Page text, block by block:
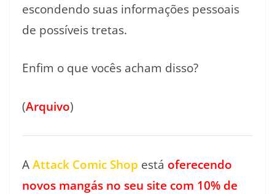
escondendo suas informações pessoais
de possíveis tretas.
Enfim o que vocês acham disso?
(Arquivo)
AAttack Comic Shop está oferecendo
novos mangás no seu site com 10% de